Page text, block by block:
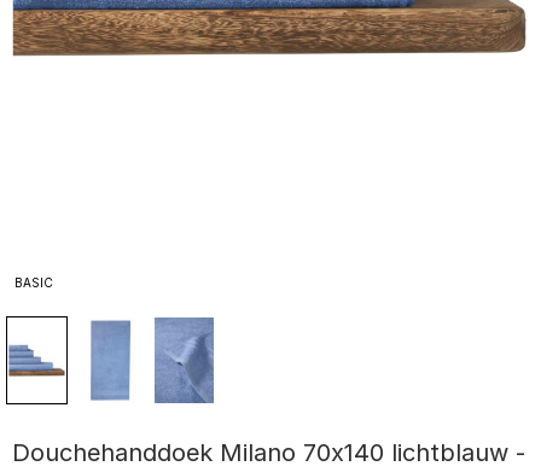
BASIC
Douchehanddoek Milano 70x140 lichtblauw -